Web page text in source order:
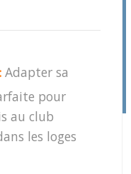
Adapter sa
pour
au club
les loges